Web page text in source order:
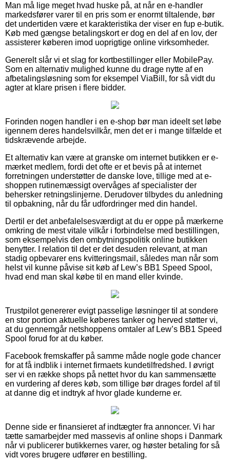
Man må lige meget hvad huske på, at når en e-handler
markedsfører varer til en pris som er enormt tiltalende, bør
det undertiden være et karakteristika der viser en fup e-butik.
Køb med gængse betalingskort er dog en del af en lov, der
assisterer køberen imod uoprigtige online virksomheder.
Generelt slår vi et slag for kortbestillinger eller MobilePay.
Som en alternativ mulighed kunne du drage nytte af en
afbetalingsløsning som for eksempel ViaBill, for så vidt du
agter at klare prisen i flere bidder.
Forinden nogen handler i en e-shop bør man ideelt set løbe
igennem deres handelsvilkår, men det er i mange tilfælde et
tidskrævende arbejde.
Et alternativ kan være at granske om internet butikken er e-
mærket medlem, fordi det ofte er et bevis på at internet
forretningen understøtter de danske love, tillige med at e-
shoppen rutinemæssigt overvåges af specialister der
behersker retningslinjerne. Derudover tilbydes du anledning
til opbakning, når du får udfordringer med din handel.
Dertil er det anbefalelsesværdigt at du er oppe på mærkerne
omkring de mest vitale vilkår i forbindelse med bestillingen,
som eksempelvis den ombytningspolitik online butikken
benytter. I relation til det er det desuden relevant, at man
stadig opbevarer ens kvitteringsmail, således man når som
helst vil kunne påvise sit køb af Lew’s BB1 Speed Spool,
hvad end man skal købe til en mand eller kvinde.
Trustpilot genererer evigt passelige løsninger til at sondere
en stor portion aktuelle køberes tanker og herved støtter vi,
at du gennemgår netshoppens omtaler af Lew’s BB1 Speed
Spool forud for at du køber.
Facebook fremskaffer på samme måde nogle gode chancer
for at få indblik i internet firmaets kundetilfredshed. I øvrigt
ser vi en række shops på nettet hvor du kan sammensætte
en vurdering af deres køb, som tillige bør drages fordel af til
at danne dig et indtryk af hvor glade kunderne er.
Denne side er finansieret af indtægter fra annoncer. Vi har
tætte samarbejder med massevis af online shops i Danmark
når vi publicerer butikkernes varer, og høster betaling for så
vidt vores brugere udfører en bestilling.